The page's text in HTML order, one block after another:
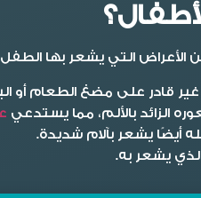
الأعراض التي يشعر بها
قادر على مضغ الطعام أو
بالألم، مما يستدعي
أيضًا يشعر بآلام شديدة.
يشعر به.